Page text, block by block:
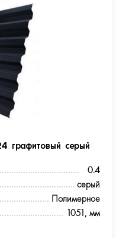
графитовый серый
0.4
серый
Полимерное
1051, мм